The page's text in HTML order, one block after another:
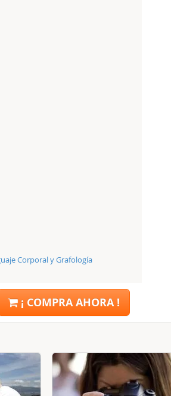
Corporal y Grafología
¡ COMPRA AHORA !